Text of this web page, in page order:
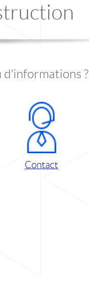
d'informations ?
Contact